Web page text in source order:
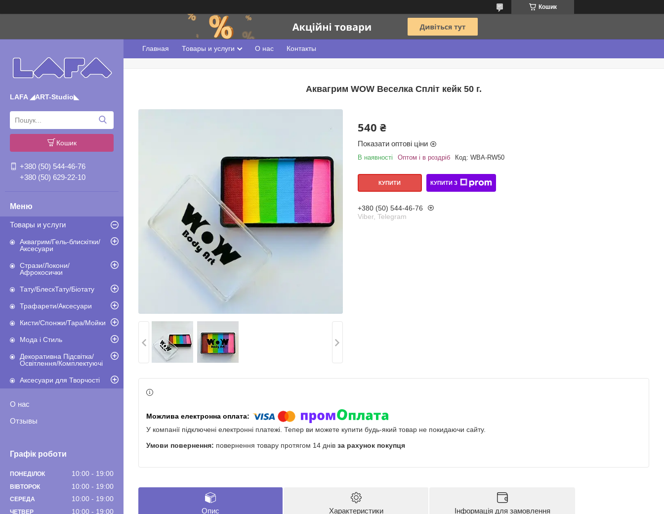
Кошик
LAFA ◢ART-Studio◣
Кошик
+380 (50) 544-46-76
+380 (50) 629-22-10
Товары и услуги
Аквагрим/Гель-блискітки/
Аксесуари
Стрази/Локони/
Афрокосички
Тату/БлескТату/Біотату
Трафарети/Аксесуари
Кисти/Спонжи/Тара/Мойки
Мода і Стиль
Декоративна Підсвітка/
Освітлення/Комплектуючі
Аксесуари для Творчості
О нас
Отзывы
Графік роботи
ПОНЕДІЛОК 10:00 19:00
ВІВТОРОК 10:00 19:00
СЕРЕДА 10:00 19:00
ЧЕТВЕР 10:00 19:00
Главная Товары и услуги О нас Контакты
Аквагрим WOW Веселка Спліт кейк 50 г.
540 ₴
Показати оптові ціни
В наявності Оптом і в роздріб Код: WBA-RW50
КУПИТИ КУПИТИ З
+380 (50) 544-46-76
Viber, Telegram
У компанії підключені електронні платежі. Тепер ви можете купити будь-який товар не покидаючи сайту.
повернення товару протягом 14 днів за рахунок покупця
Опис Характеристики Інформація для замовлення